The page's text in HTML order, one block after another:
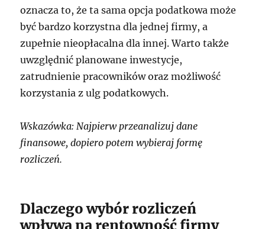
oznacza to, że ta sama opcja podatkowa może
być bardzo korzystna dla jednej firmy, a
zupełnie nieopłacalna dla innej. Warto także
uwzględnić planowane inwestycje,
zatrudnienie pracowników oraz możliwość
korzystania z ulg podatkowych.
Wskazówka: Najpierw przeanalizuj dane
finansowe, dopiero potem wybieraj formę
rozliczeń.
Dlaczego wybór rozliczeń
wpływa na rentowność firmy